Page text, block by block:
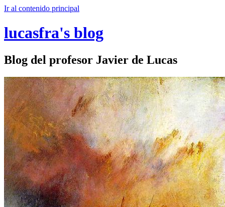
Ir al contenido principal
lucasfra's blog
Blog del profesor Javier de Lucas